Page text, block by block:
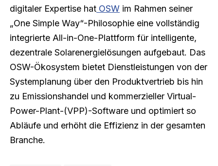
digitaler Expertise hat OSW im Rahmen seiner
„One Simple Way“-Philosophie eine vollständig
integrierte All-in-One-Plattform für intelligente,
dezentrale Solarenergielösungen aufgebaut. Das
OSW-Ökosystem bietet Dienstleistungen von der
Systemplanung über den Produktvertrieb bis hin
zu Emissionshandel und kommerzieller Virtual-
Power-Plant-(VPP)-Software und optimiert so
Abläufe und erhöht die Effizienz in der gesamten
Branche.